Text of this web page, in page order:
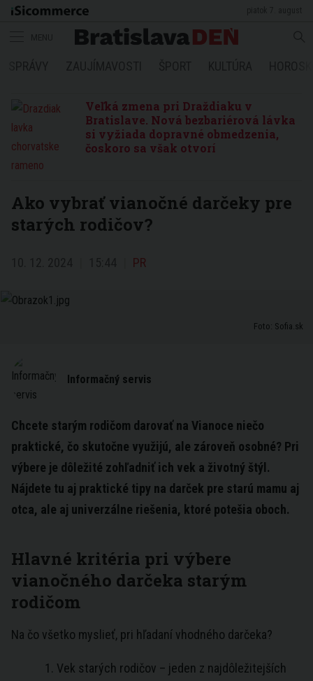
Veľká zmena pri Draždiaku v
Bratislave. Nová bezbariérová lávka
si vyžiada dopravné obmedzenia,
čoskoro sa však otvorí
Ako vybrať vianočné darčeky pre
starých rodičov?
PR
Foto: Sofia.sk
Informačný servis
Chcete starým rodičom darovať na Vianoce niečo
praktické, čo skutočne využijú, ale zároveň osobné? Pri
výbere je dôležité zohľadniť ich vek a životný štýl.
Nájdete tu aj praktické tipy na darček pre starú mamu aj
otca, ale aj univerzálne riešenia, ktoré potešia oboch.
Hlavné kritéria pri výbere
vianočného darčeka starým
rodičom
Na čo všetko myslieť, pri hľadaní vhodného darčeka?
Vek starých rodičov – jeden z najdôležitejších